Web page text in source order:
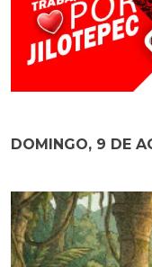
DOMINGO, 9 DE